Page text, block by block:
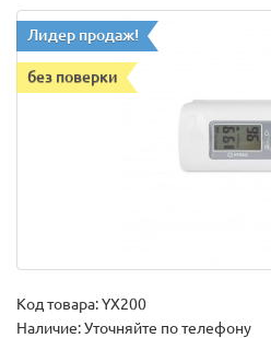
Лидер продаж!
без поверки
Код товара:YX200
Наличие: Уточняйте по телефону